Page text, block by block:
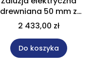
drewniana 50 mm z
tasiemkami, rozm.
190x220 cm.
2 433,00 zł
Do koszyka